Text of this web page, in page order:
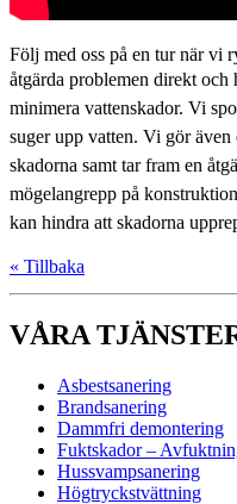
Följ med oss på en tur när vi
åtgärda problemen direkt
minimera vattenskador. Vi
suger upp vatten. Vi gör även
skadorna samt tar fram en
mögelangrepp på
kan hindra att skadorna
« Tillbaka
VÅRA
Asbestsanering
Brandsanering
Dammfri demontering
Fuktskador –
Hussvampsanering
Högtryckstvättning